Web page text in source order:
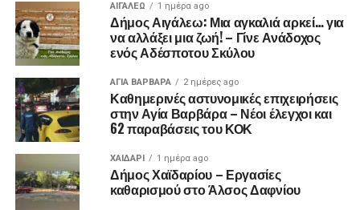
ΑΙΓΑΛΕΩ 1 ημέρα ago
Δήμος Αιγάλεω: Μια αγκαλιά αρκεί… για
να αλλάξει μια ζωή! – Γίνε Ανάδοχος
ενός Αδέσποτου Σκύλου
ΑΓΙΑ ΒΑΡΒΑΡΑ 2 ημέρες ago
Καθημερινές αστυνομικές επιχειρήσεις
στην Αγία Βαρβάρα – Νέοι έλεγχοι και
62 παραβάσεις του ΚΟΚ
ΧΑΪΔΑΡΙ 1 ημέρα ago
Δήμος Χαϊδαρίου – Εργασίες
καθαρισμού στο Άλσος Δαφνίου